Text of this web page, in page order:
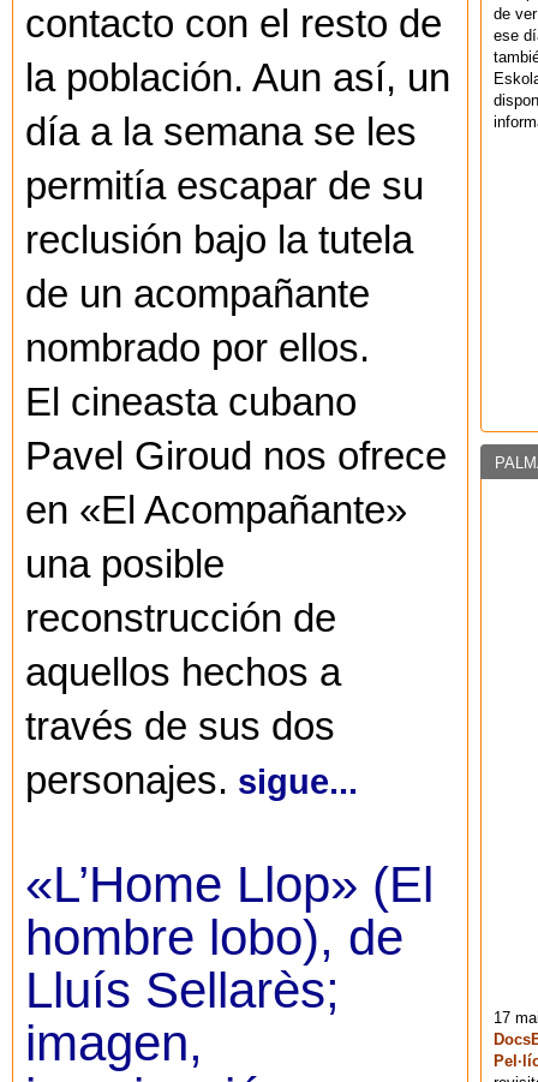
contacto con el resto de
la población. Aun así, un
día a la semana se les
permitía escapar de su
reclusión bajo la tutela
de un acompañante
nombrado por ellos.
El cineasta cubano
Pavel Giroud nos ofrece
en «El Acompañante»
una posible
reconstrucción de
aquellos hechos a
través de sus dos
personajes. sigue...
«L’Home Llop» (El
hombre lobo), de
Lluís Sellarès;
imagen,
de
ese
17